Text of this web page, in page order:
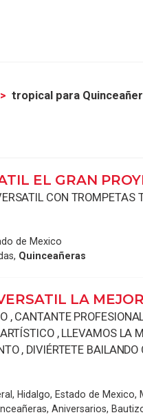
tropical para
EL GRAN
CON TROMPETAS
de Mexico
Quinceañeras
LA MEJOR
, CANTANTE
, LLEVAMOS LA
, DIVIÉRTETE BAILANDO
Hidalgo, Estado de Mexico,
Aniversarios,